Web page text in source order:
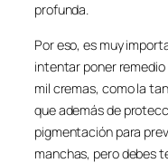
profunda.
Por eso, es muy
intentar poner remedio
mil cremas, como la
que además de
pigmentación para
manchas, pero debes